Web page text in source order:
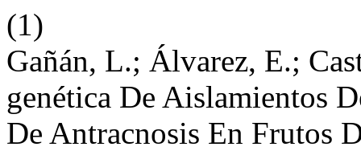
(1)
Gañán, L.; Álvarez, E.;
genética De Aislamientos
De Antracnosis En Frutos